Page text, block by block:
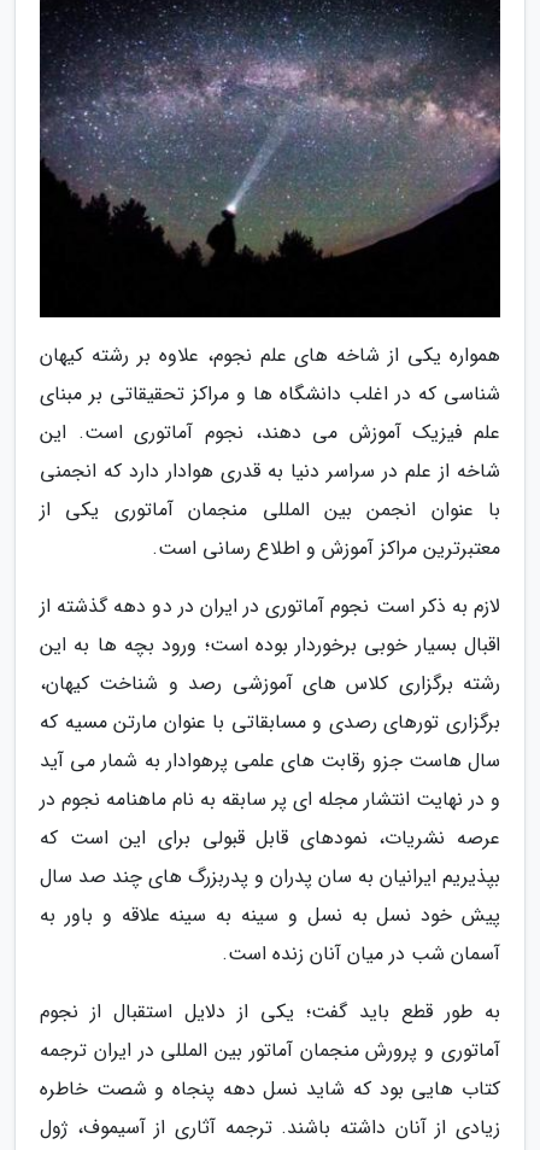
همواره یکی از شاخه های علم نجوم، علاوه بر رشته کیهان
شناسی که در اغلب دانشگاه ها و مراکز تحقیقاتی بر مبنای
علم فیزیک آموزش می دهند، نجوم آماتوری است. این
شاخه از علم در سراسر دنیا به قدری هوادار دارد که انجمنی
با عنوان انجمن بین المللی منجمان آماتوری یکی از
معتبرترین مراکز آموزش و اطلاع رسانی است.
لازم به ذکر است نجوم آماتوری در ایران در دو دهه گذشته از
اقبال بسیار خوبی برخوردار بوده است؛ ورود بچه ها به این
رشته برگزاری کلاس های آموزشی رصد و شناخت کیهان،
برگزاری تورهای رصدی و مسابقاتی با عنوان مارتن مسیه که
سال هاست جزو رقابت های علمی پرهوادار به شمار می آید
و در نهایت انتشار مجله ای پر سابقه به نام ماهنامه نجوم در
عرصه نشریات، نمودهای قابل قبولی برای این است که
بپذیریم ایرانیان به سان پدران و پدربزرگ های چند صد سال
پیش خود نسل به نسل و سینه به سینه علاقه و باور به
آسمان شب در میان آنان زنده است.
به طور قطع باید گفت؛ یکی از دلایل استقبال از نجوم
آماتوری و پرورش منجمان آماتور بین المللی در ایران ترجمه
کتاب هایی بود که شاید نسل دهه پنجاه و شصت خاطره
زیادی از آنان داشته باشند. ترجمه آثاری از آسیموف، ژول